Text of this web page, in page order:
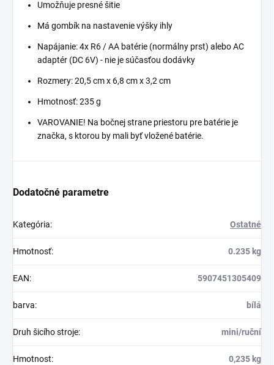
Umožňuje presné šitie
Má gombík na nastavenie výšky ihly
Napájanie: 4x R6 / AA batérie (normálny prst) alebo AC
adaptér (DC 6V) - nie je súčasťou dodávky
Rozmery: 20,5 cm x 6,8 cm x 3,2 cm
Hmotnosť: 235 g
VAROVANIE! Na bočnej strane priestoru pre batérie je
značka, s ktorou by mali byť vložené batérie.
Dodatočné parametre
Kategória: Ostatné
Hmotnosť: 0.235 kg
EAN: 5907451305409
barva: bílá
Druh šicího stroje: mini/ruční
Hmotnost: 0,235 kg